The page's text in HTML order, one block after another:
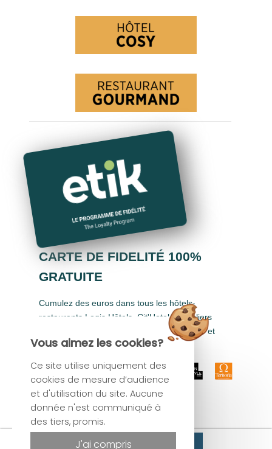
CARTE DE FIDELITÉ 100%
GRATUITE
Cumulez des euros dans tous les hôtels-
restaurants Logis Hôtels, Cit'Hotel, Singuliers
Hôtels, Demeures & Châteaux, Urban Style et
Auberge de Pays.
Site officiel
Vous aimez les cookies?
Ce site utilise uniquement des
cookies de mesure d’audience
et d'utilisation du site. Aucune
donnée n'est communiqué à
des tiers, promis.
J'ai compris